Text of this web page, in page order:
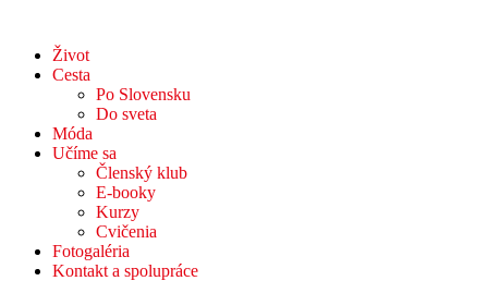
Život
Cesta
Po Slovensku
Do sveta
Móda
Učíme sa
Členský klub
E-booky
Kurzy
Cvičenia
Fotogaléria
Kontakt a spolupráce